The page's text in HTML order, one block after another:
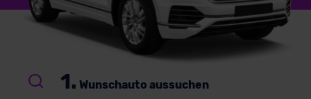
1. Wunschauto aussuchen